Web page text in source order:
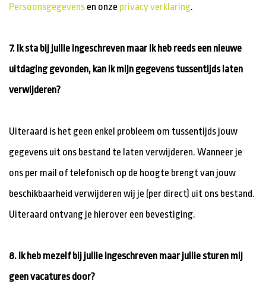
Persoonsgegevens en onze privacy verklaring.
7. Ik sta bij jullie ingeschreven maar ik heb reeds een nieuwe
uitdaging gevonden, kan ik mijn gegevens tussentijds laten
verwijderen?
Uiteraard is het geen enkel probleem om tussentijds jouw
gegevens uit ons bestand te laten verwijderen. Wanneer je
ons per mail of telefonisch op de hoogte brengt van jouw
beschikbaarheid verwijderen wij je (per direct) uit ons bestand.
Uiteraard ontvang je hierover een bevestiging.
8. Ik heb mezelf bij jullie ingeschreven maar jullie sturen mij
geen vacatures door?